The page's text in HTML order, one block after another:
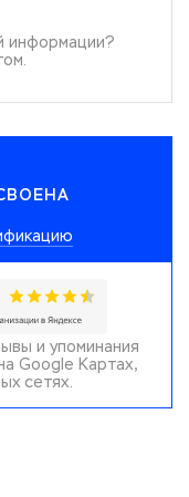
информации?
и упоминания
Google Картах,
сетях.